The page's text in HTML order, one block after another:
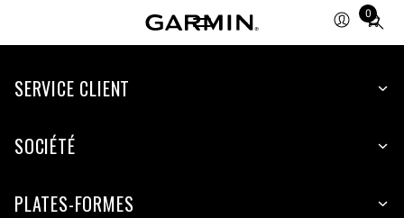
0
Total
SERVICE CLIENT
SOCIÉTÉ
PLATES-FORMES